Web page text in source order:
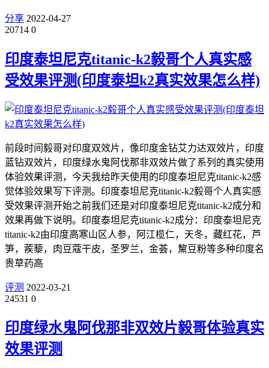
分享 2022-04-27
20714 0
印度泰坦尼克titanic-k2毅哥个人真实感
受效果评测(印度泰坦k2真实效果怎么样)
前段时间毅哥对印度双效片，像印度金钻艾力达双效片，印度
蓝钻双效片，印度绿水鬼阿伐那非双效片做了系列的真实使用
体验效果评测，今天我给昨天使用的印度泰坦尼克titanic-k2感
觉体验效果写下评测。印度泰坦尼克titanic-k2毅哥个人真实感
受效果评测开始之前我们还是对印度泰坦尼克titanic-k2成分和
效果再做下说明。印度泰坦尼克titanic-k2成分：印度泰坦尼克
titanic-k2由印度高寒山区人参，阿江榄仁，天冬，藏红花，芦
笋，蒺藜，肉豆蔻干皮，圣罗兰，金荟，黧豆粉等多种印度名
贵草药高
评测 2022-03-21
24531 0
印度绿水鬼阿伐那非双效片毅哥体验真实
效果评测